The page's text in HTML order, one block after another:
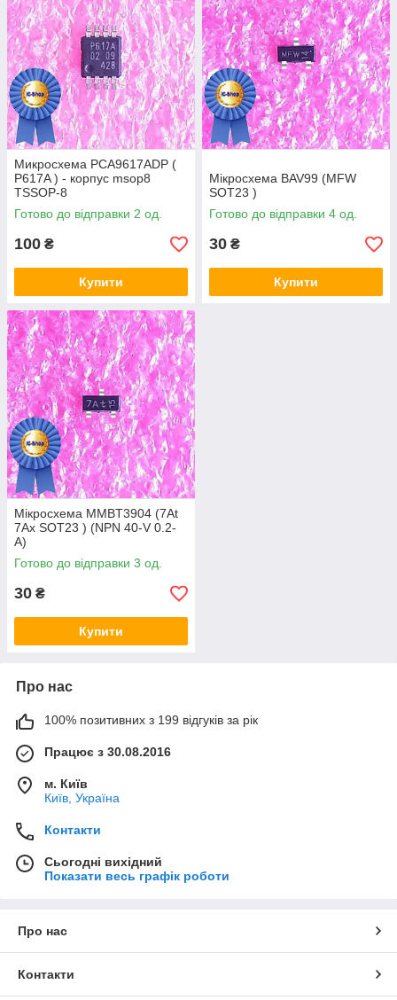
Микросхема PCA9617ADP (
P617A ) - корпус msop8
TSSOP-8
Готово до відправки 2 од.
100 ₴
Купити
Мікросхема BAV99 (MFW
SOT23 )
Готово до відправки 4 од.
30 ₴
Купити
Мікросхема MMBT3904 (7At
7Ax SOT23 ) (NPN 40-V 0.2-
A)
Готово до відправки 3 од.
30 ₴
Купити
Про нас
100% позитивних з 199 відгуків за рік
Працює з 30.08.2016
м. Київ
Київ, Україна
Контакти
Сьогодні вихідний
Показати весь графік роботи
Про нас
Контакти